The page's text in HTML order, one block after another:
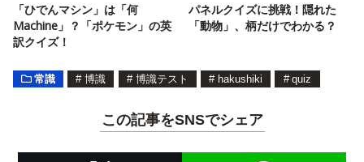
「ひでんマシン」は「何
Machine」？「ポケモン」の英
訳クイズ！
パネルクイズに挑戦！隠れた
「動物」、柄だけでわかる？
常識 # 博識 # 博識テスト # hakushiki # quiz
この記事をSNSでシェア